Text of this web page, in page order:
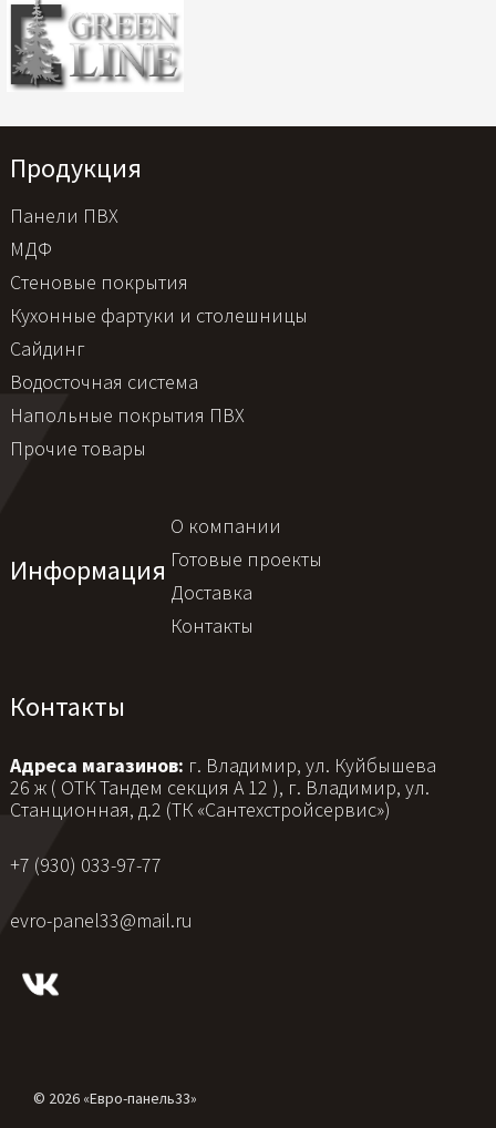
Продукция
Панели ПВХ
МДФ
Стеновые покрытия
Кухонные фартуки и столешницы
Сайдинг
Водосточная система
Напольные покрытия ПВХ
Прочие товары
Информация
О компании
Готовые проекты
Доставка
Контакты
Контакты
Адреса магазинов: г. Владимир, ул. Куйбышева
26 ж ( ОТК Тандем секция А 12 ), г. Владимир, ул.
Станционная, д.2 (ТК «Сантехстройсервис»)
+7 (930) 033-97-77
evro-panel33@mail.ru
© 2026 «Евро-панель33»